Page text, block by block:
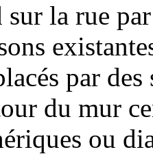
sur la rue
par
du mur
ou